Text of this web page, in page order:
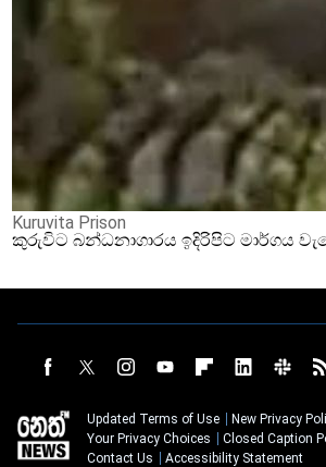
Kuruvita Prison
කුරුවිට බන්ධනාගාරය ඉදිරිපිට මාර්ගය
Updated Terms of Use
New Privacy
Your Privacy Choices
Closed Caption
Contact Us
Accessibility Statement